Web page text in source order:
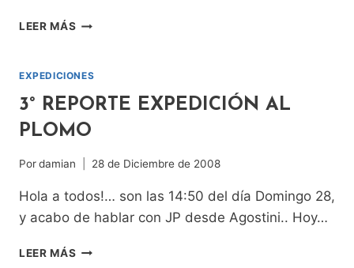
LEER MÁS 4º
AL
EXPEDICIONES
3° REPORTE EXPEDICIÓN AL
PLOMO
Pordamian 28 de Diciembre de 2008
Hola a todos!… son las 14:50 del día Domingo 28,
y acabo de hablar con JP desde Agostini.. Hoy…
LEER MÁS